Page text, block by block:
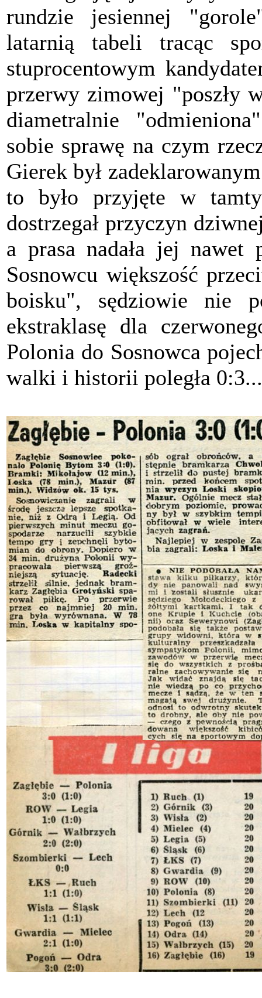
rundzie jesiennej
latarnią tabeli tracąc
stuprocentowym
przerwy zimowej "poszły
diametralnie
sobie sprawę na czym
Gierek był
to było przyjęte w
dostrzegał przyczyn
a prasa nadała jej
Sosnowcu większość
boisku", sędziowie nie
ekstraklasę dla
Polonia do Sosnowca
walki i historii poległa 0:3...